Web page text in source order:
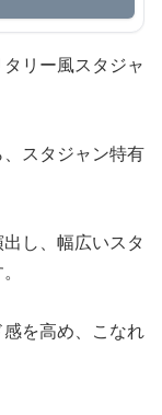
リー風スタジャ
スタジャン特有
し、幅広いスタ
を高め、こなれ